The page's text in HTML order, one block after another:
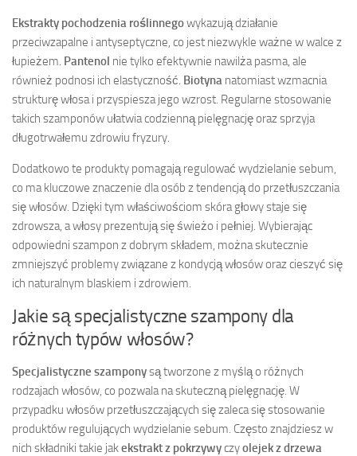
Ekstrakty pochodzenia roślinnegowykazują działanie
przeciwzapalne i antyseptyczne, co jest niezwykle ważne w walce z
łupieżem. Pantenol nie tylko efektywnie nawilża pasma, ale
również podnosi ich elastyczność. Biotyna natomiast wzmacnia
strukturę włosa i przyspiesza jego wzrost. Regularne stosowanie
takich szamponów ułatwia codzienną pielęgnację oraz sprzyja
długotrwałemu zdrowiu fryzury.
Dodatkowo te produkty pomagają regulować wydzielanie sebum,
co ma kluczowe znaczenie dla osób z tendencją do przetłuszczania
się włosów. Dzięki tym właściwościom skóra głowy staje się
zdrowsza, a włosy prezentują się świeżo i pełniej. Wybierając
odpowiedni szampon z dobrym składem, można skutecznie
zmniejszyć problemy związane z kondycją włosów oraz cieszyć się
ich naturalnym blaskiem i zdrowiem.
Jakie są specjalistyczne szampony dla
różnych typów włosów?
Specjalistyczne szamponysą tworzone z myślą o różnych
rodzajach włosów, co pozwala na skuteczną pielęgnację. W
przypadku włosów przetłuszczających się zaleca się stosowanie
produktów regulujących wydzielanie sebum. Często znajdziesz w
nich składniki takie jakekstrakt z pokrzywyczyolejek z drzewa